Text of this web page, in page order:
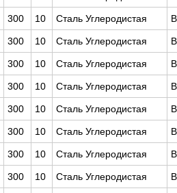
300 10 Сталь Углеродистая В
300 10 Сталь Углеродистая В
300 10 Сталь Углеродистая В
300 10 Сталь Углеродистая В
300 10 Сталь Углеродистая В
300 10 Сталь Углеродистая В
300 10 Сталь Углеродистая В
300 10 Сталь Углеродистая В